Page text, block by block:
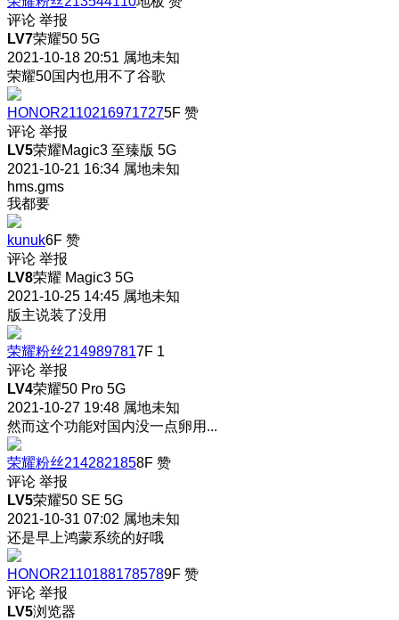
评论 举报
LV7荣耀50 5G
2021-10-18 20:51 属地未知
荣耀50国内也用不了谷歌
HONOR21102169717275F 赞
评论 举报
LV5荣耀Magic3 至臻版 5G
2021-10-21 16:34 属地未知
hms.gms
我都要
kunuk6F 赞
评论 举报
LV8荣耀 Magic3 5G
2021-10-25 14:45 属地未知
版主说装了没用
荣耀粉丝2149897817F 1
评论 举报
LV4荣耀50 Pro 5G
2021-10-27 19:48 属地未知
然而这个功能对国内没一点卵用...
荣耀粉丝2142821858F 赞
评论 举报
LV5荣耀50 SE 5G
2021-10-31 07:02 属地未知
还是早上鸿蒙系统的好哦
HONOR21101881785789F 赞
评论 举报
LV5浏览器